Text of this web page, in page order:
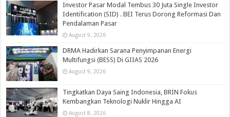
Investor Pasar Modal Tembus 30 Juta Single Investor
Identification (SID) . BEI Terus Dorong Reformasi Dan
Pendalaman Pasar
August 9, 2026
DRMA Hadirkan Sarana Penyimpanan Energi
Multifungsi (BESS) Di GIIAS 2026
August 9, 2026
Tingkatkan Daya Saing Indonesia, BRIN Fokus
Kembangkan Teknologi Nuklir Hingga AI
August 8, 2026